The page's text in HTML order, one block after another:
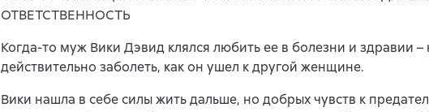
ОТВЕТСТВЕННОСТЬ
Когда-то муж Вики Дэвид клялся любить ее в болезни и здравии –
действительно заболеть, как он ушел к другой женщине.
Вики нашла в себе силы жить дальше, но добрых чувств к